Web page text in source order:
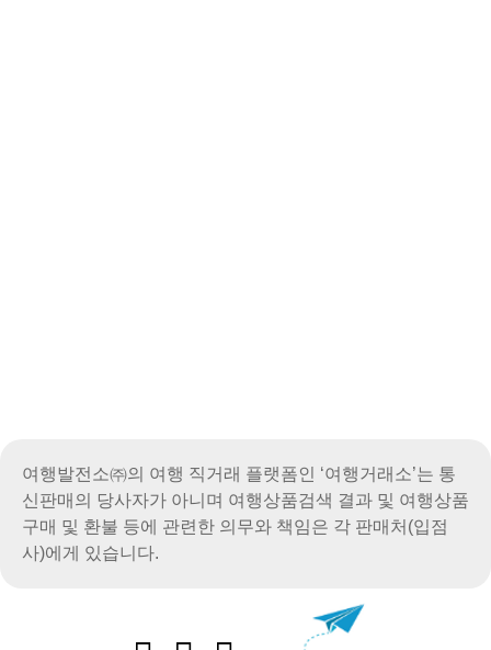
여행발전소㈜의 여행 직거래 플랫폼인 ‘여행거래소’는 통
신판매의 당사자가 아니며 여행상품검색 결과 및 여행상품
구매 및 환불 등에 관련한 의무와 책임은 각 판매처(입점
사)에게 있습니다.